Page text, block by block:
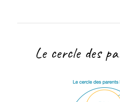
Le cercle des